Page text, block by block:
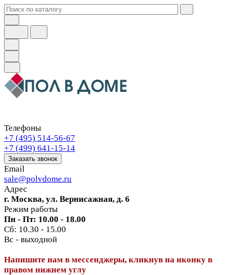
Телефоны
+7 (495) 514-56-67
+7 (499) 641-15-14
Заказать звонок
Email
sale@polvdome.ru
Адрес
г. Москва, ул. Вернисажная, д. 6
Режим работы
Пн - Пт: 10.00 - 18.00
Сб: 10.30 - 15.00
Вс - выходной
Напишите нам в мессенджеры, кликнув на иконку в
правом нижнем углу